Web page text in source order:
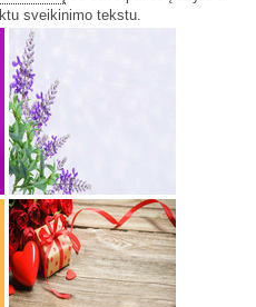
sveikinimo tekstu.